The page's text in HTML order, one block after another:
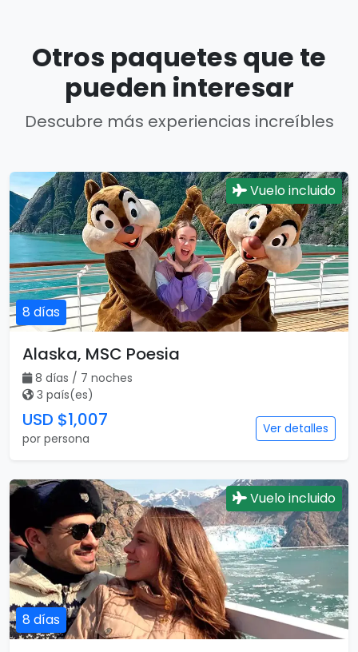
Otros paquetes que te
pueden interesar
Descubre más experiencias increíbles
8 días
Vuelo incluido
Alaska, MSC Poesia
8 días / 7 noches
3 país(es)
USD $1,007
por persona
Ver detalles
8 días
Vuelo incluido